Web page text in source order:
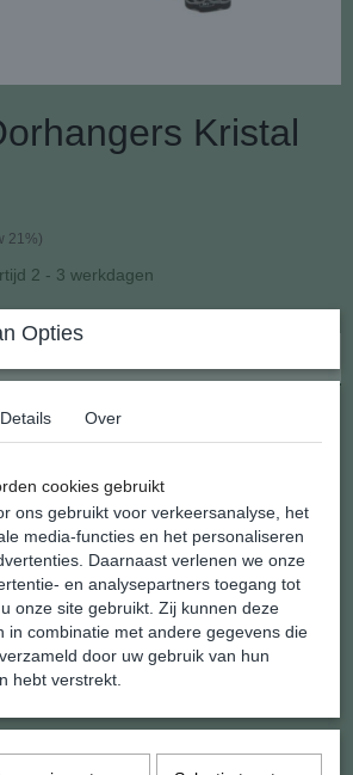
Kristal
21%)
2 - 3 werkdagen
Kristal Bal Geel
zomerse oorhangers uit het atelier van
een kristallen balletje met veranderende
zilveren oorhaakjes
x 16 mm. tot aan het oorhaakje
Opties
Details Over
cookies gebruikt
ons gebruikt voor verkeersanalyse, het
media-functies en het personaliseren
Daarnaast verlenen we onze
en analysepartners toegang tot
onze site gebruikt. Zij kunnen deze
in combinatie met andere gegevens die
door uw gebruik van hun
hebt verstrekt.